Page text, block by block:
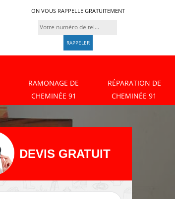
ON VOUS RAPPELLE GRATUITEMENT
RAMONAGE DE
CHEMINÉE 91
RÉPARATION DE
CHEMINÉE 91
DEVIS GRATUIT